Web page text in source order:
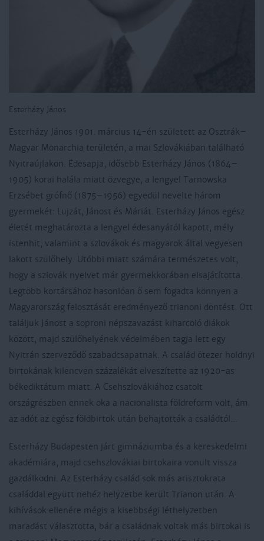
Esterházy János
Esterházy János 1901. március 14-én született az Osztrák–
Magyar Monarchia területén, a mai Szlovákiában található
Nyitraújlakon. Édesapja, idősebb Esterházy János (1864–
1905) korai halála miatt özvegye, a lengyel Tarnowska
Erzsébet grófnő (1875–1956) egyedül nevelte három
gyermekét: Lujzát, Jánost és Máriát. Esterházy János egész
életét meghatározta a lengyel édesanyától kapott, mély
istenhit, valamint a szlovákok és magyarok által vegyesen
lakott szülőhely. Utóbbi miatt számára természetes volt,
hogy a szlovák nyelvet már gyermekkorában elsajátította.
Legtöbb kortársához hasonlóan ő sem fogadta könnyen a
Magyarország felosztását eredményező trianoni döntést. Ott
találjuk Jánost a soproni népszavazást kiharcoló diákok
között, majd szülőhelyének védelmében tagja lett egy
Nyitrán szerveződő szabadcsapatnak. A család ötezer holdnyi
birtokának kilencven százalékát elveszítette az 1920-as
békediktátum miatt. A Csehszlovákiához csatolt
országrészben ennek oka a nacionalista földreform volt, ám
az adót az egész földbirtok után behajtották a családtól...
Esterházy Budapesten járt gimnáziumba és a kereskedelmi
akadémiára, majd csehszlovákiai birtokaira vonult vissza
gazdálkodni. Az Esterházy család sok más arisztokrata
családdal együtt nehéz helyzetbe került Trianon után. A
kihívások ellenére mégis a kisebbségi léthelyzetben
maradást választotta, bár a családnak voltak más birtokai is